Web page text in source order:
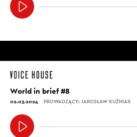
World in brief #8
02.03.2024 PROWADZĄCY: JAROSŁAW KUŹNIAR